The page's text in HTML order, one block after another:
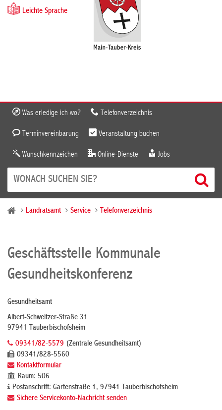
Leichte Sprache
Was erledige ich wo? Telefonverzeichnis
Terminvereinbarung Veranstaltung buchen
Wunschkennzeichen Online-Dienste Jobs
Landratsamt Service Telefonverzeichnis
Geschäftsstelle Kommunale
Gesundheitskonferenz
Gesundheitsamt
Albert-Schweitzer-Straße 31
97941 Tauberbischofsheim
09341/82-5579 (Zentrale Gesundheitsamt)
09341/828-5560
Kontaktformular
Raum: 506
Postanschrift: Gartenstraße 1, 97941 Tauberbischofsheim
Sichere Servicekonto-Nachricht senden